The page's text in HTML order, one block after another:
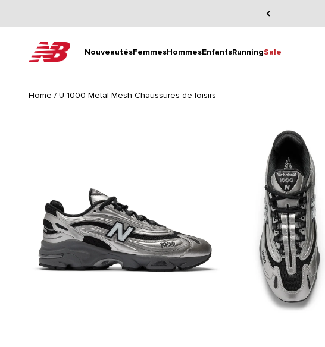
NouveautésFemmesHommesEnfantsRunningSale
New Balance
Home / U 1000 Metal Mesh Chaussures de loisirs